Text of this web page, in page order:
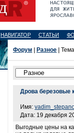
НАВИГАТОР СТАТЬИ
Форум Разное |
Дрова березовые
Имя:
Дата: 19 декабря
Выгодные цены на